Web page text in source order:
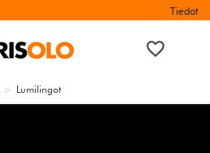
Tiedot
> Lumilingot